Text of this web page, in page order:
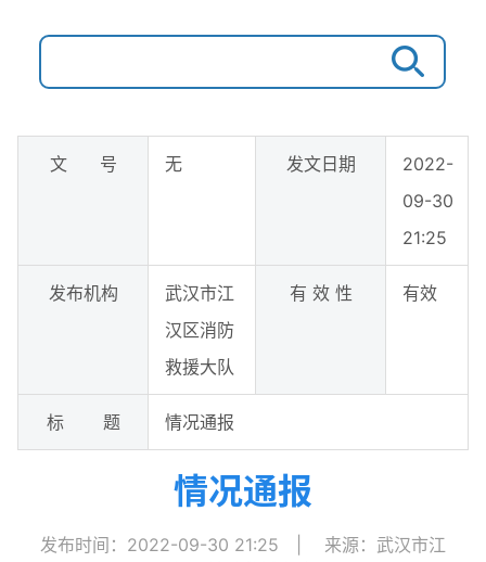
文 号 无 发文日期
2022-
09-30
21:25
发布机构
武汉市江
汉区消防
救援大队
有 效 性 有效
标 题 情况通报
情况通报
发布时间：2022-09-30 21:25
来源：武汉市江